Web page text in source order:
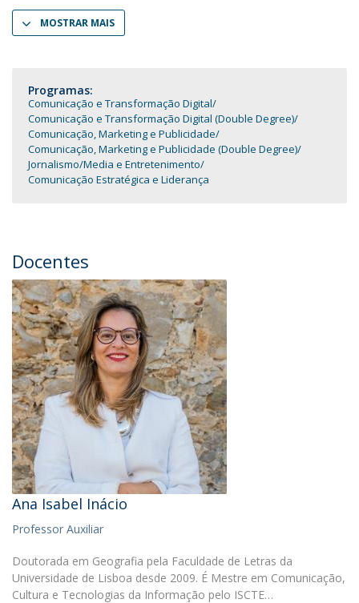
MOSTRAR MAIS
Programas:
Comunicação e Transformação Digital
Comunicação e Transformação Digital (Double Degree)
Comunicação, Marketing e Publicidade
Comunicação, Marketing e Publicidade (Double Degree)
Jornalismo Media e Entretenimento
Comunicação Estratégica e Liderança
Docentes
Ana Isabel Inácio
Professor Auxiliar
Doutorada em Geografia pela Faculdade de Letras da
Universidade de Lisboa desde 2009. É Mestre em Comunicação,
Cultura e Tecnologias da Informação pelo ISCTE…